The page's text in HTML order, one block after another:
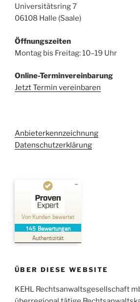
Universitätsring 7
06108 Halle (Saale)
Öffnungszeiten
Montag bis Freitag: 10–19 Uhr
Online-Terminvereinbarung
Jetzt Termin vereinbaren
Anbieterkennzeichnung
Datenschutzerklärung
Von Kunden bewertet
145 Bewertungen
Authentizität
Kundenbewertungen und Erfahrungen zu
Kehl Rechtsanwaltsgesellschaft mbH
SEHR GUT
38
Bewertungen auf
ProvenExpert.com
Bewertungen von
2
anderen Quellen
ÜBER DIESE WEBSITE
KEHL Rechtsanwaltsgesellschaft